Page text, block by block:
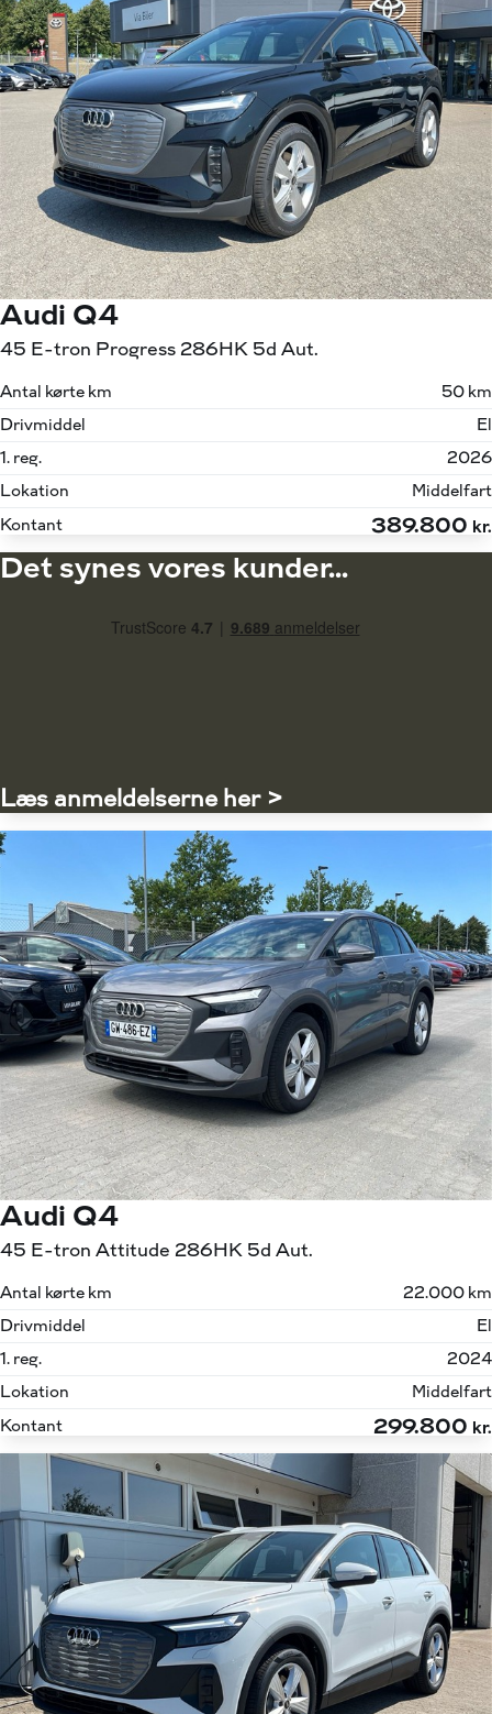
Audi Q4
45 E-tron Progress 286HK 5d Aut.
Antal kørte km
50 km
Drivmiddel
El
1. reg.
2026
Lokation
Middelfart
Kontant
389.800 kr.
Det synes vores kunder...
Læs anmeldelserne her >
Audi Q4
45 E-tron Attitude 286HK 5d Aut.
Antal kørte km
22.000 km
Drivmiddel
El
1. reg.
2024
Lokation
Middelfart
Kontant
299.800 kr.